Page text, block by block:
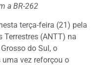
a BR-262
terça-feira (21) pela
Terrestres (ANTT) na
do Sul, o
uma vez reforçou o